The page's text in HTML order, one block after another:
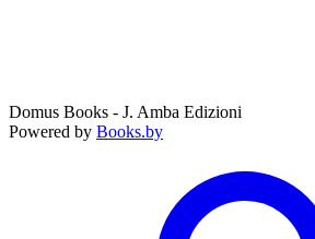
Domus Books - J. Amba Edizioni
Powered by Books.by